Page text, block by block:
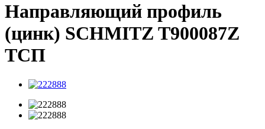
Направляющий профиль
(цинк) SCHMITZ T900087Z
ТСП